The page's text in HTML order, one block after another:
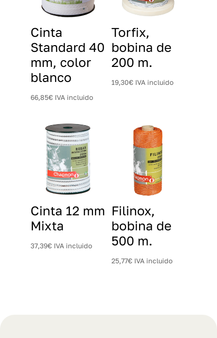
Cinta
Standard 40
mm, color
blanco
66,85€ IVA incluido
Torfix,
bobina de
200 m.
19,30€ IVA incluido
Cinta 12 mm
Mixta
37,39€ IVA incluido
Filinox,
bobina de
500 m.
25,77€ IVA incluido